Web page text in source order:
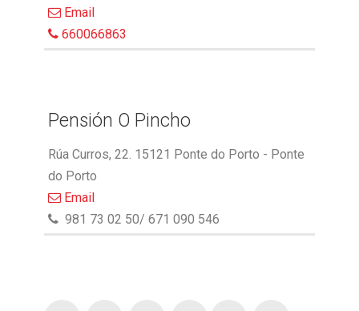
Email
660066863
Pensión O Pincho
Rúa Curros, 22. 15121 Ponte do Porto - Ponte
do Porto
Email
981 73 02 50/ 671 090 546